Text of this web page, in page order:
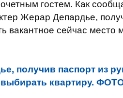
гостем. Как
Жерар Депардье,
вакантное сейчас место
получив паспорт из
квартиру.